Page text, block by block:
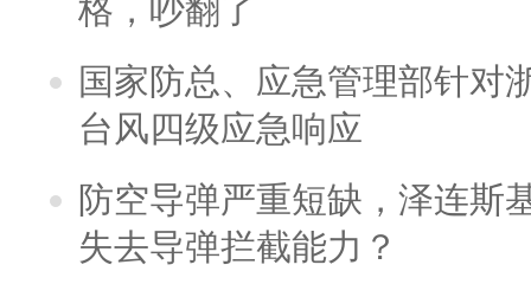
格，吵翻了
国家防总、应急管理部针对
台风四级应急响应
防空导弹严重短缺，泽连斯
失去导弹拦截能力？